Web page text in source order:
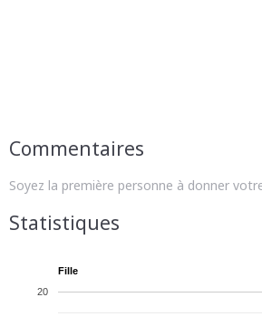
Commentaires
Soyez la première personne à donner
Statistiques
Fille
20